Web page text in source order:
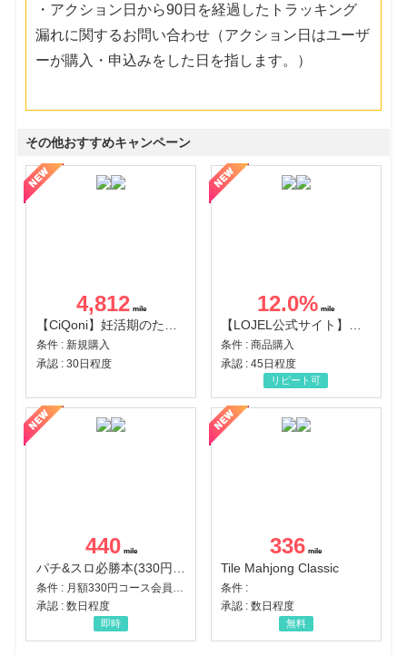
・アクション日から90日を経過したトラッキング
漏れに関するお問い合わせ（アクション日はユーザ
ーが購入・申込みをした日を指します。）
その他おすすめキャンペーン
4,812
【CiQoni】妊活期のための葉酸サプリ
条件 : 新規購入
承認 : 30日程度
12.0%
【LOJEL公式サイト】スーツケース・バッグ
条件 : 商品購入
承認 : 45日程度
リピート可
440
承認 : 数日程度
即時
336
Tile Mahjong Classic
条件 :
承認 : 数日程度
無料